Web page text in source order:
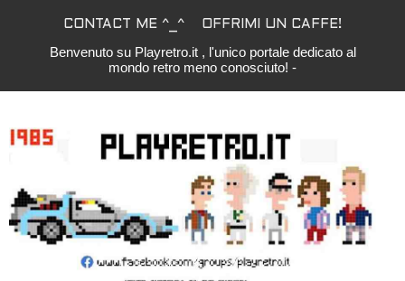
CONTACT ME ^_^ OFFRIMI UN CAFFE!
Benvenuto su Playretro.it , l'unico portale dedicato al
mondo retro meno conosciuto! -